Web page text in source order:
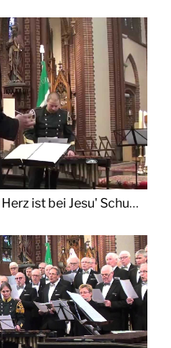
Patroonsfeest 2015 'Mein Herz ist bei Jesu' Schutterij Sint Paulus Vaals